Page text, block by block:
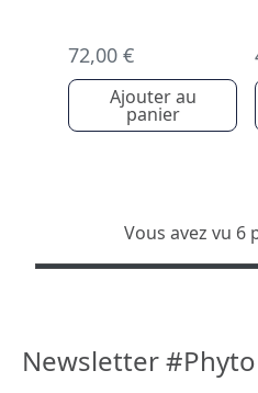
72,00 €
Ajouter au
panier
Vous avez vu 6
Newsletter